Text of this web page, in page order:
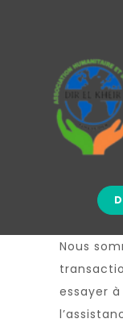
Nous
essayer